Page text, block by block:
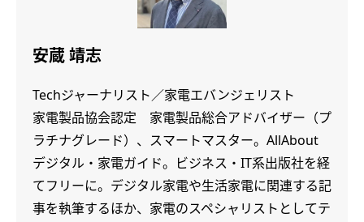
安蔵 靖志
Techジャーナリスト／家電エバンジェリスト
家電製品協会認定 家電製品総合アドバイザー（プ
ラチナグレード）、スマートマスター。AllAbout
デジタル・家電ガイド。ビジネス・IT系出版社を経
てフリーに。デジタル家電や生活家電に関連する記
事を執筆するほか、家電のスペシャリストとしてテ